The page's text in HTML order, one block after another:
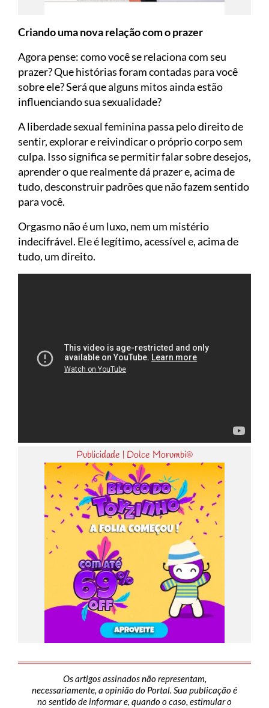
Criando uma nova relação com o prazer
Agora pense: como você se relaciona com seu
prazer? Que histórias foram contadas para você
sobre ele? Será que alguns mitos ainda estão
influenciando sua sexualidade?
A liberdade sexual feminina passa pelo direito de
sentir, explorar e reivindicar o próprio corpo sem
culpa. Isso significa se permitir falar sobre desejos,
aprender o que realmente dá prazer e, acima de
tudo, desconstruir padrões que não fazem sentido
para você.
Orgasmo não é um luxo, nem um mistério
indecifrável. Ele é legítimo, acessível e, acima de
tudo, um direito.
Publicidade | Dolce Morumbi®
Os artigos assinados não representam,
necessariamente, a opinião do Portal. Sua publicação é
no sentido de informar e, quando o caso, estimular o